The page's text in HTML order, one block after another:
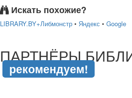
Искать похожие?
LIBRARY.BY+Либмонстр • Яндекс • Google
ПАРТНЁРЫ
рекомендуем!